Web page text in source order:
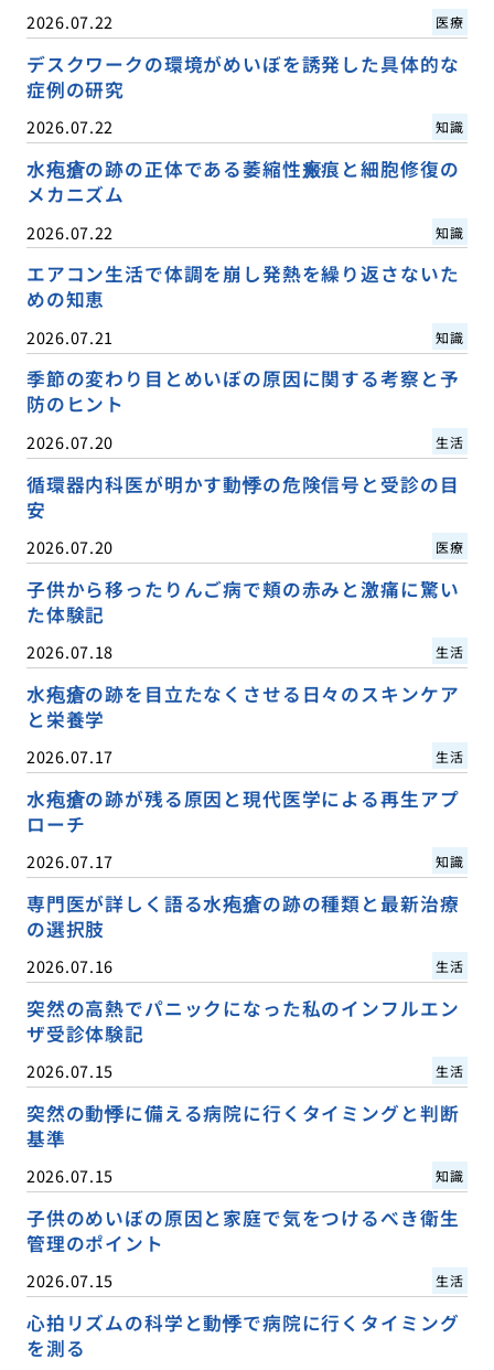
2026.07.22 医療
デスクワークの環境がめいぼを誘発した具体的な
症例の研究
2026.07.22 知識
水疱瘡の跡の正体である萎縮性瘢痕と細胞修復の
メカニズム
2026.07.22 知識
エアコン生活で体調を崩し発熱を繰り返さないた
めの知恵
2026.07.21 知識
季節の変わり目とめいぼの原因に関する考察と予
防のヒント
2026.07.20 生活
循環器内科医が明かす動悸の危険信号と受診の目
安
2026.07.20 医療
子供から移ったりんご病で頬の赤みと激痛に驚い
た体験記
2026.07.18 生活
水疱瘡の跡を目立たなくさせる日々のスキンケア
と栄養学
2026.07.17 生活
水疱瘡の跡が残る原因と現代医学による再生アプ
ローチ
2026.07.17 知識
専門医が詳しく語る水疱瘡の跡の種類と最新治療
の選択肢
2026.07.16 生活
突然の高熱でパニックになった私のインフルエン
ザ受診体験記
2026.07.15 生活
突然の動悸に備える病院に行くタイミングと判断
基準
2026.07.15 知識
子供のめいぼの原因と家庭で気をつけるべき衛生
管理のポイント
2026.07.15 生活
心拍リズムの科学と動悸で病院に行くタイミング
を測る